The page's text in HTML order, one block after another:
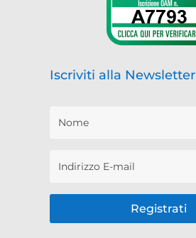
Iscriviti alla Newsletter
Registrati